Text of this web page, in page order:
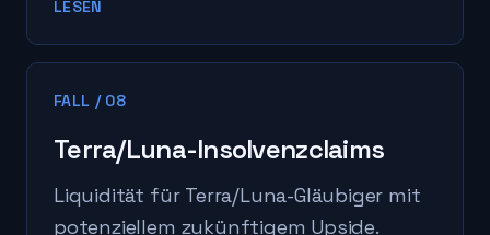
LESEN
FALL / 08
Terra/Luna-Insolvenzclaims
Liquidität für Terra/Luna-Gläubiger mit
potenziellem zukünftigem Upside.